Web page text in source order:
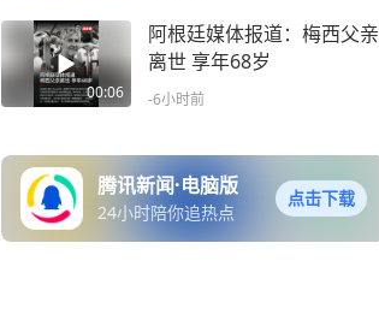
最快速度到最危险点、到最
关键处
00:06
阿根廷媒体报道：梅西父亲
离世 享年68岁
-6小时前
腾讯新闻·电脑版
24小时陪你追热点
点击下载